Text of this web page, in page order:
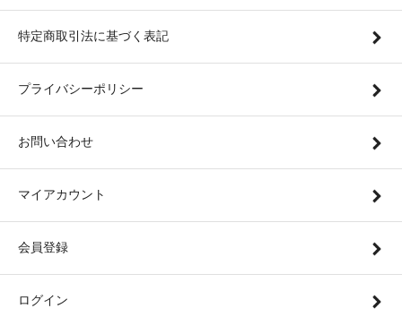
特定商取引法に基づく表記
プライバシーポリシー
お問い合わせ
マイアカウント
会員登録
ログイン